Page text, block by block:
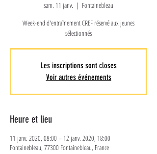
sam. 11 janv.
  |
Fontainebleau
Week-end d'entraînement CREF réservé aux jeunes
sélectionnés
Les inscriptions sont closes
Voir autres événements
Heure et lieu
11 janv. 2020, 08:00 – 12 janv. 2020, 18:00
Fontainebleau, 77300 Fontainebleau, France